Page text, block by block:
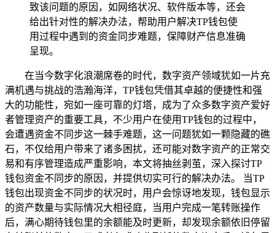
致该问题的原因，如网络状况、软件版本等，还会
给出针对性的解决办法，帮助用户解决TP钱包使
用过程中遇到的资金同步难题，保障财产信息准确
呈现。
在当今数字化浪潮席卷的时代，数字资产领域犹如一片充
满机遇与挑战的浩瀚海洋，TP钱包凭借其卓越的便捷性和强
大的功能性，宛如一座可靠的灯塔，成为了众多数字资产爱好
者管理资产的重要工具，不少用户在使用TP钱包的过程中，
会遭遇资金不同步这一棘手难题，这一问题犹如一颗隐藏的礁
石，不仅给用户带来了诸多困扰，还可能对数字资产的正常交
易和有序管理造成严重影响，本文将抽丝剥茧，深入探讨TP
钱包资金不同步的原因，并提供切实可行的解决办法。 当TP
钱包出现资金不同步的状况时，用户会惊讶地发现，钱包显示
的资产数量与实际情况大相径庭，当用户完成一笔转账操作
后，满心期待钱包里的余额能及时更新，却发现余额依旧停留